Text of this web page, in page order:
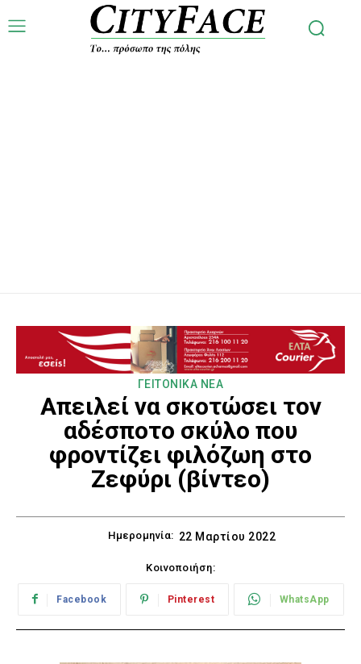
ΓΕΙΤΟΝΙΚΑ ΝΕΑ
Απειλεί να σκοτώσει τον
αδέσποτο σκύλο που
φροντίζει φιλόζωη στο
Ζεφύρι (βίντεο)
Ημερομηνία: 22 Μαρτίου 2022
Κοινοποιήση:
Facebook Pinterest WhatsApp